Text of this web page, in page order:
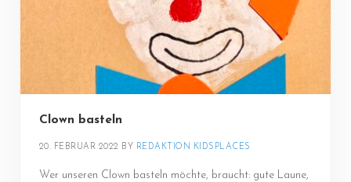
Clown basteln
20. FEBRUAR 2022 BY REDAKTION KIDSPLACES
Wer unseren Clown basteln möchte, braucht: gute Laune,